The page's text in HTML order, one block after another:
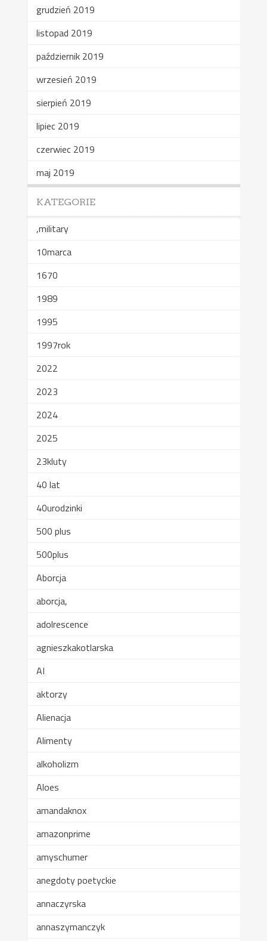
grudzień 2019
listopad 2019
październik 2019
wrzesień 2019
sierpień 2019
lipiec 2019
czerwiec 2019
maj 2019
KATEGORIE
,military
10marca
1670
1989
1995
1997rok
2022
2023
2024
2025
23kluty
40 lat
40urodzinki
500 plus
500plus
Aborcja
aborcja,
adolrescence
agnieszkakotlarska
AI
aktorzy
Alienacja
Alimenty
alkoholizm
Aloes
amandaknox
amazonprime
amyschumer
anegdoty poetyckie
annaczyrska
annaszymanczyk